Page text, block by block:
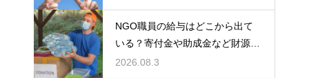
NGO職員の給与はどこから出て
いる？寄付金や助成金など財源の
仕組みを徹底解説
2026.08.3